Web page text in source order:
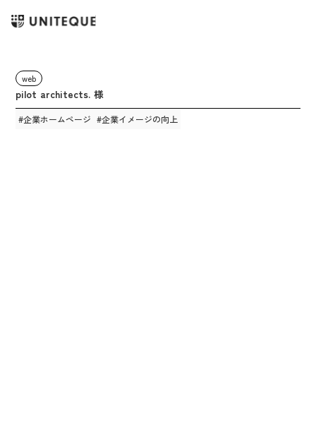
web
pilot architects. 様
#企業ホームページ #企業イメージの向上